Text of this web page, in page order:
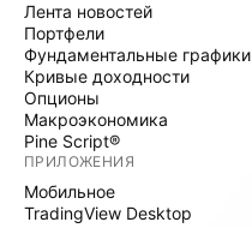
Лента новостей
Портфели
Фундаментальные графики
Кривые доходности
Опционы
Макроэкономика
Pine Script®
ПРИЛОЖЕНИЯ
Мобильное
TradingView Desktop